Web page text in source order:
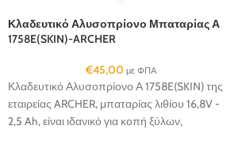
Κλαδευτικό Αλυσοπρίονο Μπαταρίας Α
1758E(SKIN)-ARCHER
€45,00 με ΦΠΑ
Κλαδευτικό Αλυσοπρίονο Α 1758E(SKIN) της
εταιρείας ARCHER, μπαταρίας λιθίου 16,8V -
2,5 Ah, είναι ιδανικό για κοπή ξύλων,